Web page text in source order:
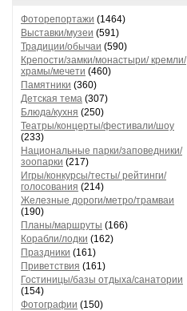
Фоторепортажи (1464)
Выставки/музеи (591)
Традиции/обычаи (590)
Крепости/замки/монастыри/ кремли/
храмы/мечети (460)
Памятники (360)
Детская тема (307)
Блюда/кухня (250)
Театры/концерты/фестивали/шоу
(233)
Национальные парки/заповедники/
зоопарки (217)
Игры/конкурсы/тесты/ рейтинги/
голосования (214)
Железные дороги/метро/трамваи
(190)
Планы/маршруты (166)
Корабли/лодки (162)
Праздники (161)
Приветствия (161)
Гостиницы/базы отдыха/санатории
(154)
Фотографии (150)